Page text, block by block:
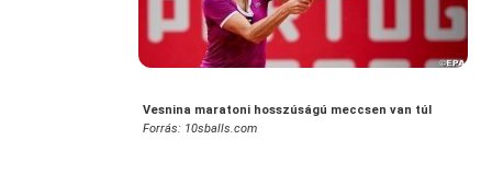
Vesnina maratoni hosszúságú meccsen van túl
Forrás: 10sballs.com